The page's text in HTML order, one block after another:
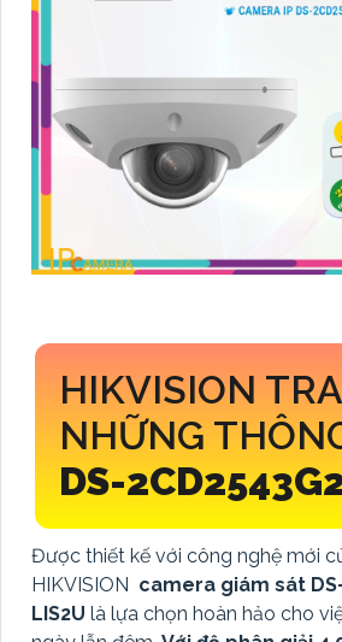
HIKVISION
NHỮNG
DS-
Được thiết kế với công nghệ mới
HIKVISION camera giám sát
LIS2U là lựa chọn hoàn hảo cho